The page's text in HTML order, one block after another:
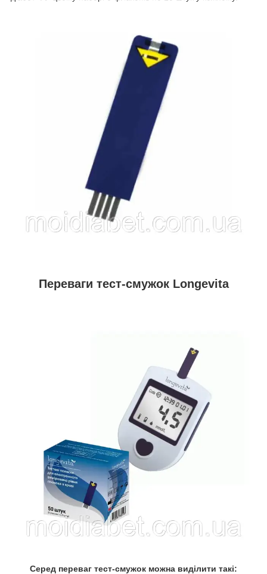
Переваги тест-смужок Longevita
Серед переваг тест-смужок можна виділити такі: